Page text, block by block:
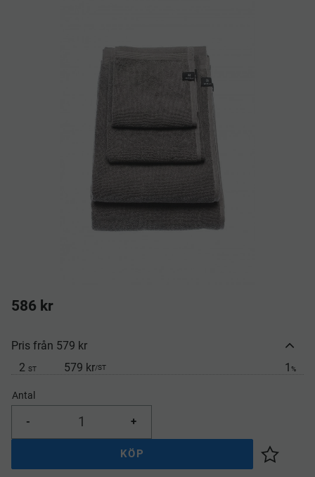
586 kr
Pris från 579 kr
2 ST 579 kr/ST 1 %
Antal
+
-
KÖP
Lägg till